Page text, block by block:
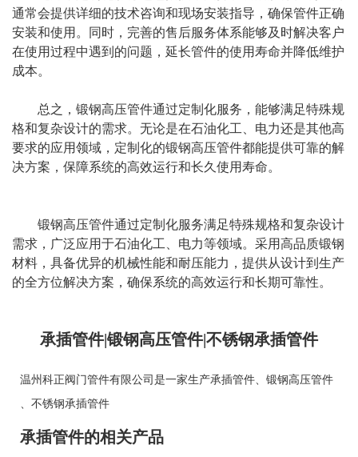
通常会提供详细的技术咨询和现场安装指导，确保管件正确
安装和使用。同时，完善的售后服务体系能够及时解决客户
在使用过程中遇到的问题，延长管件的使用寿命并降低维护
成本。
总之，锻钢高压管件通过定制化服务，能够满足特殊规
格和复杂设计的需求。无论是在石油化工、电力还是其他高
要求的应用领域，定制化的锻钢高压管件都能提供可靠的解
决方案，保障系统的高效运行和长久使用寿命。
锻钢高压管件通过定制化服务满足特殊规格和复杂设计
需求，广泛应用于石油化工、电力等领域。采用高品质锻钢
材料，具备优异的机械性能和耐压能力，提供从设计到生产
的全方位解决方案，确保系统的高效运行和长期可靠性。
承插管件|锻钢高压管件|不锈钢承插管件
温州科正阀门管件有限公司是一家生产承插管件
锻钢高压管件
不锈钢承插管件
承插管件的相关产品